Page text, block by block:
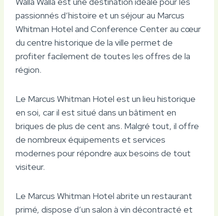
passionnés d’histoire et un séjour au Marcus
Whitman Hotel and Conference Center au cœur
du centre historique de la ville permet de
profiter facilement de toutes les offres de la
région.
Le Marcus Whitman Hotel est un lieu historique
en soi, car il est situé dans un bâtiment en
briques de plus de cent ans. Malgré tout, il offre
de nombreux équipements et services
modernes pour répondre aux besoins de tout
visiteur.
Le Marcus Whitman Hotel abrite un restaurant
primé, dispose d’un salon à vin décontracté et